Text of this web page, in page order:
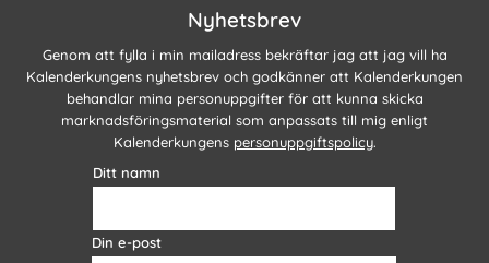
Nyhetsbrev
Genom att fylla i min mailadress bekräftar jag att jag vill ha
Kalenderkungens nyhetsbrev och godkänner att Kalenderkungen
behandlar mina personuppgifter för att kunna skicka
marknadsföringsmaterial som anpassats till mig enligt
Kalenderkungens personuppgiftspolicy.
Ditt namn
Din e-post